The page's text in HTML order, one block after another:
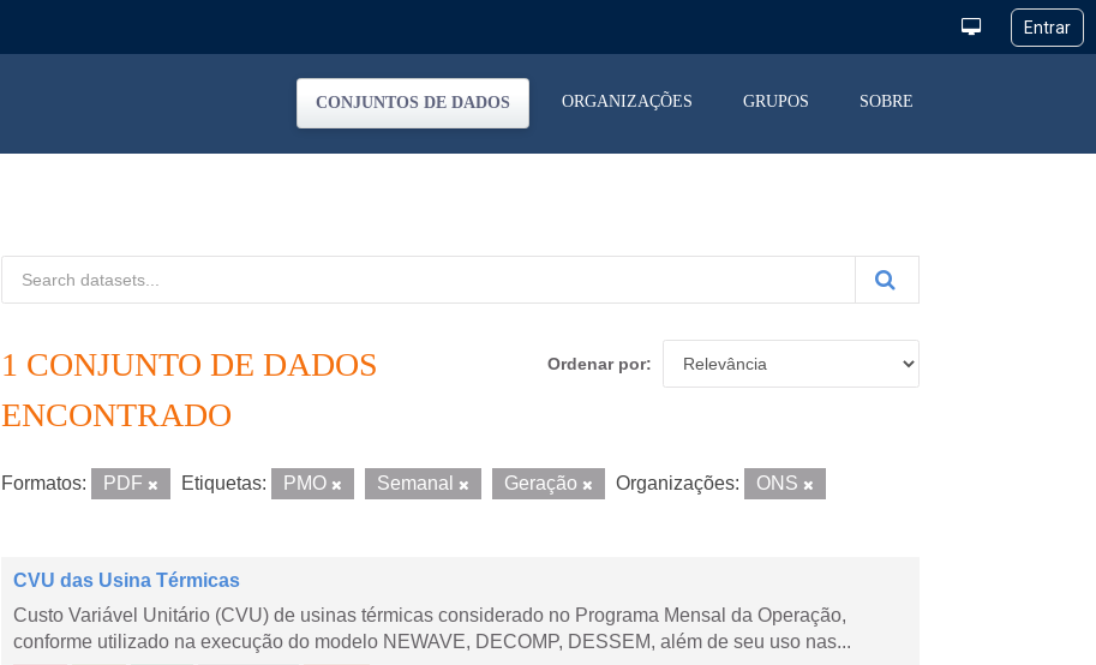
CONJUNTOS DE DADOS ORGANIZAÇÕES GRUPOS SOBRE
Ordenar por
1 CONJUNTO DE DADOS
ENCONTRADO
Formatos: PDF Etiquetas: PMO Semanal Geração Organizações: ONS
CVU das Usina Térmicas
Custo Variável Unitário (CVU) de usinas térmicas considerado no Programa Mensal da Operação,
conforme utilizado na execução do modelo NEWAVE, DECOMP, DESSEM, além de seu uso nas...